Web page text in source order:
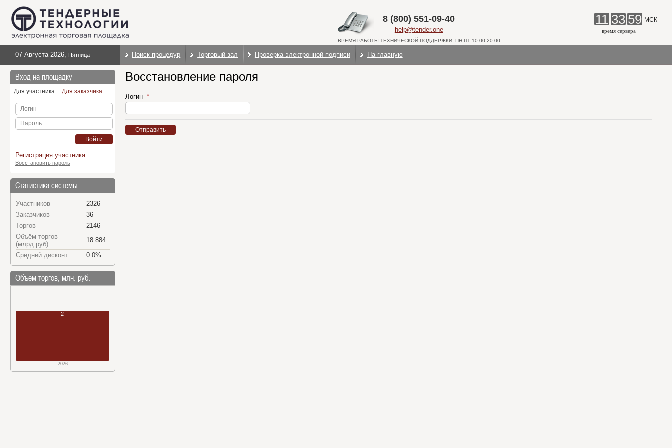
8 (800) 551-09-40
help@tender.one
ВРЕМЯ РАБОТЫ ТЕХНИЧЕСКОЙ ПОДДЕРЖКИ: ПН-ПТ 10:00-20:00
11 33 59 МСК
время сервера
07 Августа 2026, Пятница Поиск процедур Торговый зал Проверка электронной подписи На главную
Вход на площадку
Для участника Для заказчика
Логин
Пароль
Войти
Регистрация участника
Восстановить пароль
Статистика системы
Участников
2326
Заказчиков
36
Торгов
2146
Объём торгов
(млрд.руб)
18.884
Средний дисконт
0.0%
Объем торгов, млн. руб.
2
2026
Восстановление пароля
Логин
Отправить